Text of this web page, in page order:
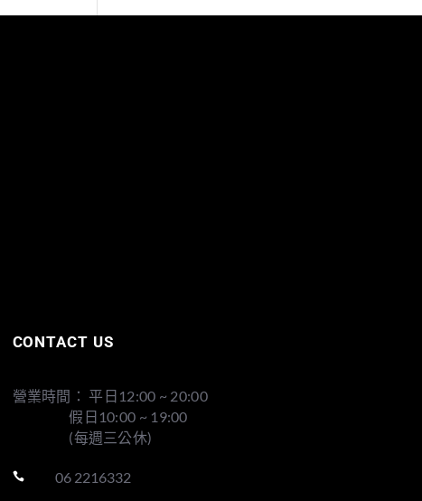
CONTACT US
營業時間： 平日12:00 ~ 20:00
假日10:00 ~ 19:00
(每週三公休)
 06 2216332